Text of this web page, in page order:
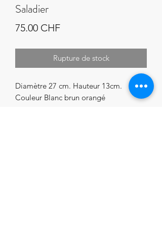
Saladier
75.00 CHFPrix
Rupture de stock
Diamètre 27 cm. Hauteur 13cm.
Couleur Blanc brun orangé